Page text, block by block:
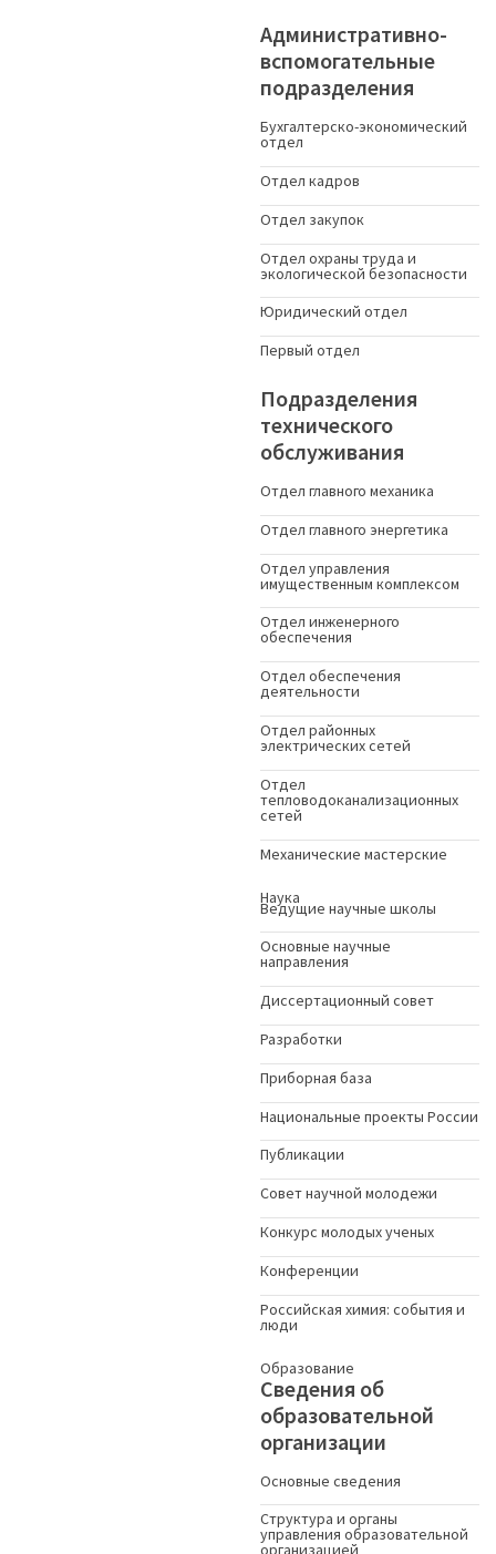
Административно-
вспомогательные
подразделения
Бухгалтерско-экономический
отдел
Отдел кадров
Отдел закупок
Отдел охраны труда и
экологической безопасности
Юридический отдел
Первый отдел
Подразделения
технического
обслуживания
Отдел главного механика
Отдел главного энергетика
Отдел управления
имущественным комплексом
Отдел инженерного
обеспечения
Отдел обеспечения
деятельности
Отдел районных
электрических сетей
Отдел
тепловодоканализационных
сетей
Механические мастерские
Наука
Ведущие научные школы
Основные научные
направления
Диссертационный совет
Разработки
Приборная база
Национальные проекты России
Публикации
Совет научной молодежи
Конкурс молодых ученыx
Конференции
Российская химия: события и
люди
Образование
Сведения об
образовательной
организации
Основные сведения
Структура и органы
управления образовательной